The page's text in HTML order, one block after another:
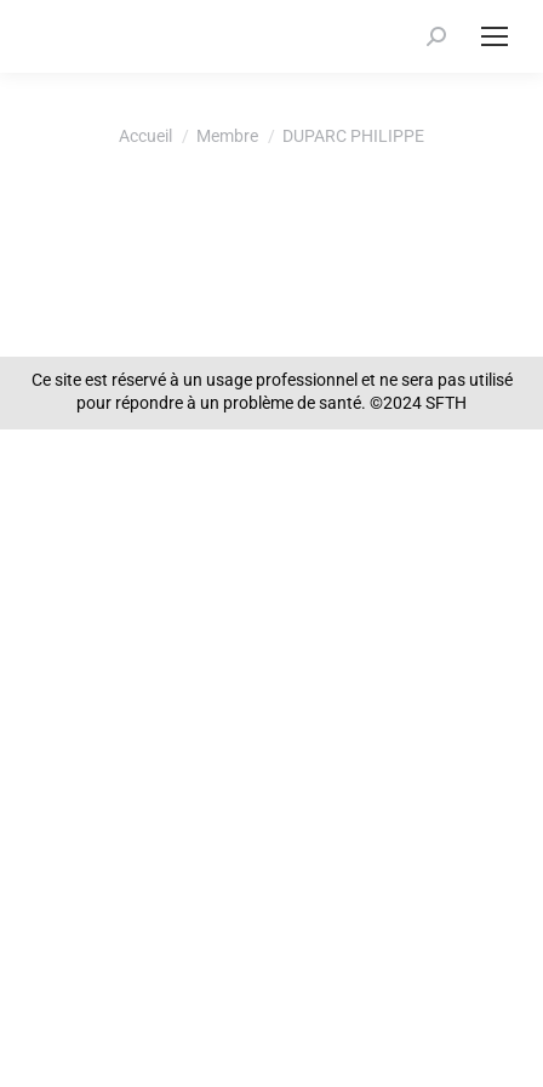
Recherche
Vous êtes ici :Accueil Membre DUPARC PHILIPPE
Ce site est réservé à un usage professionnel et ne sera pas utilisé
pour répondre à un problème de santé. ©2024 SFTH